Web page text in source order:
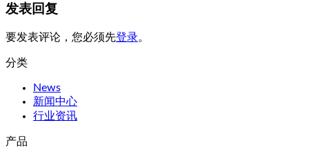
发表回复
要发表评论，您必须先登录。
分类
News
新闻中心
行业资讯
产品